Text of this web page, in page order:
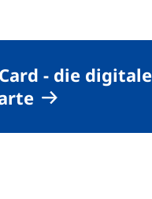
Card - die digitale